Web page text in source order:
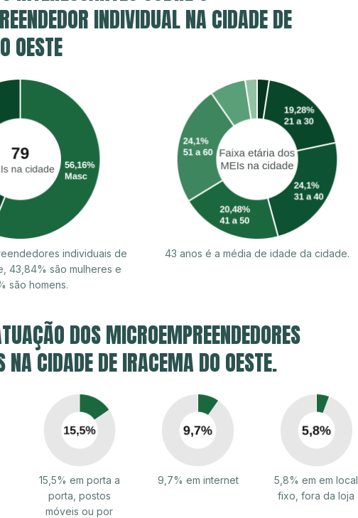
INDIVIDUAL NA CIDADE DE
OESTE
individuais de
43,84% são mulheres e
são homens.
43 anos é a média de idade da cidade.
DOS MICROEMPREENDEDORES
NA CIDADE DE IRACEMA DO OESTE.
15,5% em porta a
porta, postos
móveis ou por
9,7% em internet
5,8% em em local
fixo, fora da loja